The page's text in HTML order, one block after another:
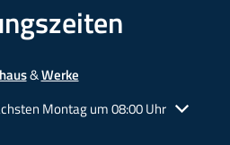
&Werke
oder Schließzeiten
Montag um 08:00 Uhr